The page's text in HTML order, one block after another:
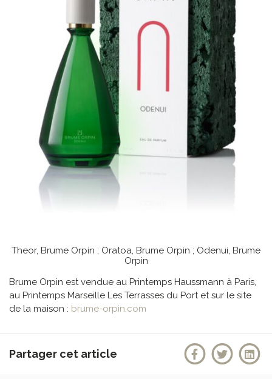
Theor, Brume Orpin ; Oratoa, Brume Orpin ; Odenui, Brume
Orpin
Brume Orpin est vendue au Printemps Haussmann à Paris,
au Printemps Marseille Les Terrasses du Port et sur le site
de la maison : brume-orpin.com
Partager cet article